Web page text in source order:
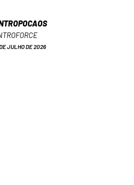
JULHO DE 2026